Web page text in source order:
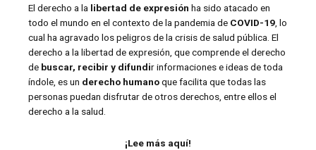
El derecho a la libertad de expresión ha sido atacado en
todo el mundo en el contexto de la pandemia de COVID-19, lo
cual ha agravado los peligros de la crisis de salud pública. El
derecho a la libertad de expresión, que comprende el derecho
de buscar, recibir y difundir informaciones e ideas de toda
índole, es un derecho humanoque facilita que todas las
personas puedan disfrutar de otros derechos, entre ellos el
derecho a la salud.
¡Lee más aquí!